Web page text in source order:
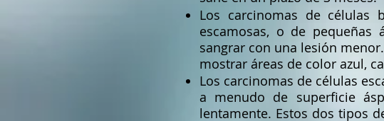
Los carcinomas de células
escamosas, o de pequeñas
sangrar con una lesión
mostrar áreas de color azul,
Los carcinomas de células
a menudo de superficie
lentamente. Estos dos tipos